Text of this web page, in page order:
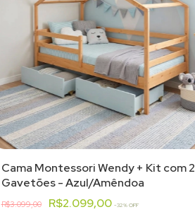
Cama Montessori Wendy + Kit com 2
Gavetões - Azul/Amêndoa
R$3.099,00 R$2.099,00 -32% OFF